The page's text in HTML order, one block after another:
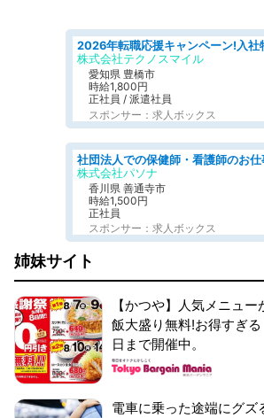
株式会社テクノスマイル
愛知県 豊橋市
時給1,800円
正社員 / 派遣社員
スポンサー：求人ボックス
株式会社パソナ
香川県 善通寺市
時給1,500円
正社員
スポンサー：求人ボックス
姉妹サイト
【かつや】人気メニュ
飯大盛り無料!お得すぎ
日まで開催中。
電車に乗った途端にグズ